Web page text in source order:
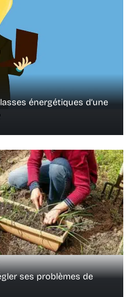
énergétiques d’une
ses problèmes de